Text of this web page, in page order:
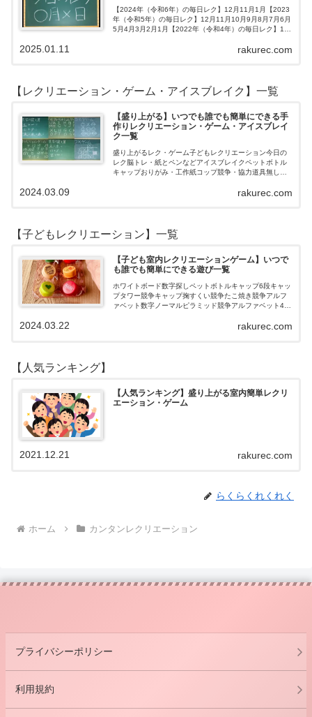
【2024年（令和6年）の毎日レク】12月11月1月【2023
年（令和5年）の毎日レク】12月11月10月9月8月7月6月
5月4月3月2月1月【2022年（令和4年）の毎日レク】12
rakurec.com
2025.01.11
【レクリエーション・ゲーム・アイスブレイク】一覧
【盛り上がる】いつでも誰でも簡単にできる手
作りレクリエーション・ゲーム・アイスブレイ
ク一覧
盛り上がるレク・ゲーム子どもレクリエーション今日の
レク脳トレ・紙とペンなどアイスブレイクペットボトル
キャップおりがみ・工作紙コップ競争・協力道具無し・
ロおはじき体操スライム脳トレ無料素材Yo…rakurec.com
2024.03.09
【子どもレクリエーション】一覧
【子ども室内レクリエーションゲーム】いつで
も誰でも簡単にできる遊び一覧
ホワイトボード数字探しペットボトルキャップ6段キャッ
プタワー競争キャップ掬すくい競争たこ焼き競争アルフ
ァベット数字ノーマルピラミッド競争アルファベット4段
rakurec.com
2024.03.22
【人気ランキング】
【人気ランキング】盛り上がる室内簡単レクリ
エーション・ゲーム
rakurec.com
2021.12.21
らくらくれくれく
ホーム カンタンレクリエーション
プライバシーポリシー
利用規約